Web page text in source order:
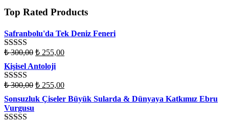
Top Rated Products
Safranbolu'da Tek Deniz Feneri
Rated4.50
out of 5
₺300,00 ₺ 255,00
Kişisel Antoloji
Rated4.50
out of 5
₺300,00 ₺ 255,00
Sonsuzluk Çiseler Büyük Sularda & Dünyaya Katkımız Ebru
Vurgusu